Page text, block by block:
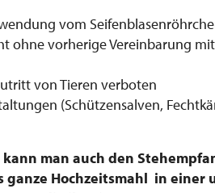
vom
ohne vorherige Vereinbarung
von Tieren verboten
(Schützensalven,
man auch den
ganze Hochzeitsmahl in